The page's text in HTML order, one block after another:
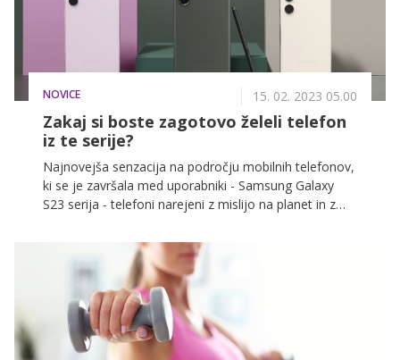
NOVICE 15. 02. 2023 05.00
Zakaj si boste zagotovo želeli telefon
iz te serije?
Najnovejša senzacija na področju mobilnih telefonov,
ki se je završala med uporabniki - Samsung Galaxy
S23 serija - telefoni narejeni z mislijo na planet in z
snemanje. Izstopajo s čudovitim elegantnim dizajnom
in modernimi barvami. Prav zaradi osupljivih
zmogljivosti kamere, okolju prijazne zasnove in
trajnostnega pristopa, naprednih funkcij za
produktivnost, postajajo izjemno zaželeni za
sodobnega uporabnika, ki si želi najboljše.
Posameznika, ki živi aktivno življenje in si želi